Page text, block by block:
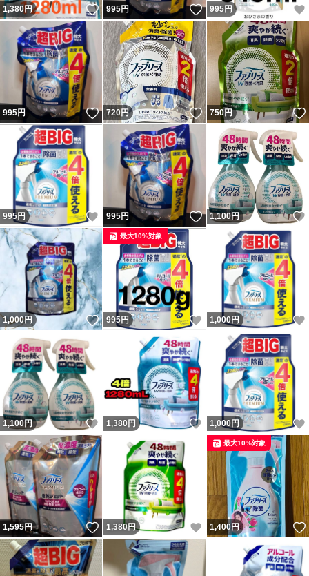
1,380円 いいね！
995円 いいね！
995円
995円 いいね！
720円 いいね！
750円
995円 いいね！
995円 いいね！
1,100円
1,000円 いいね！
995円 いいね！
最大10%対象
1,000円
1,100円 いいね！
1,380 円 いいね！
1,000円
1,595円 いいね！
1,380円 いいね！
1,400円
最大10%対象